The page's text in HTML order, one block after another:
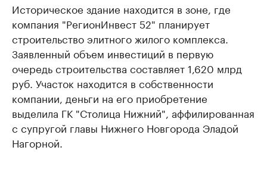
Историческое здание находится в зоне, где
компания "РегионИнвест 52" планирует
строительство элитного жилого комплекса.
Заявленный объем инвестиций в первую
очередь строительства составляет 1,620 млрд
руб. Участок находится в собственности
компании, деньги на его приобретение
выделила ГК "Столица Нижний", аффилированная
с супругой главы Нижнего Новгорода Эладой
Нагорной.